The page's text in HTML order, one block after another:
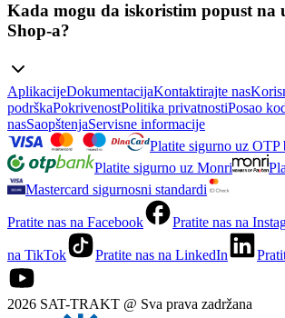
Kada mogu da iskoristim popust na
Shop-a?
AplikacijeDokumentacijaKontaktirajte nas
podrškaPokrivenostPolitika privatnostiPosao
nasSaopštenjaServisne informacije
Platite sigurno uz OTP
Platite sigurno uz Monri
Mastercard sigurnosni standardi
Pratite nas na Facebook Pratite nas na
na TikTok Pratite nas na LinkedIn
2026 SAT-TRAKT @ Sva prava zadržana